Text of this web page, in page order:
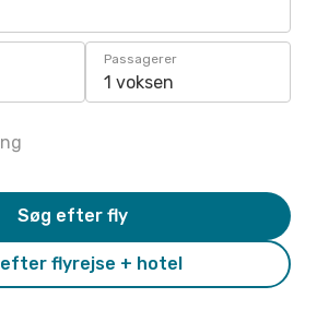
Passagerer
1 voksen
flyrejse + hotel
Søg efter fly